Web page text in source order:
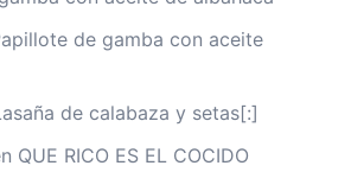
de gamba con aceite
de calabaza y setas[:]
QUE RICO ES EL COCIDO